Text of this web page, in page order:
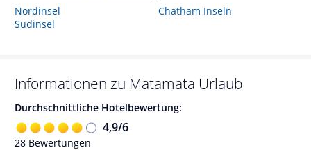
Nordinsel
Südinsel
Chatham Inseln
Informationen zu Matamata Urlaub
Durchschnittliche Hotelbewertung:
4,9/6
28 Bewertungen